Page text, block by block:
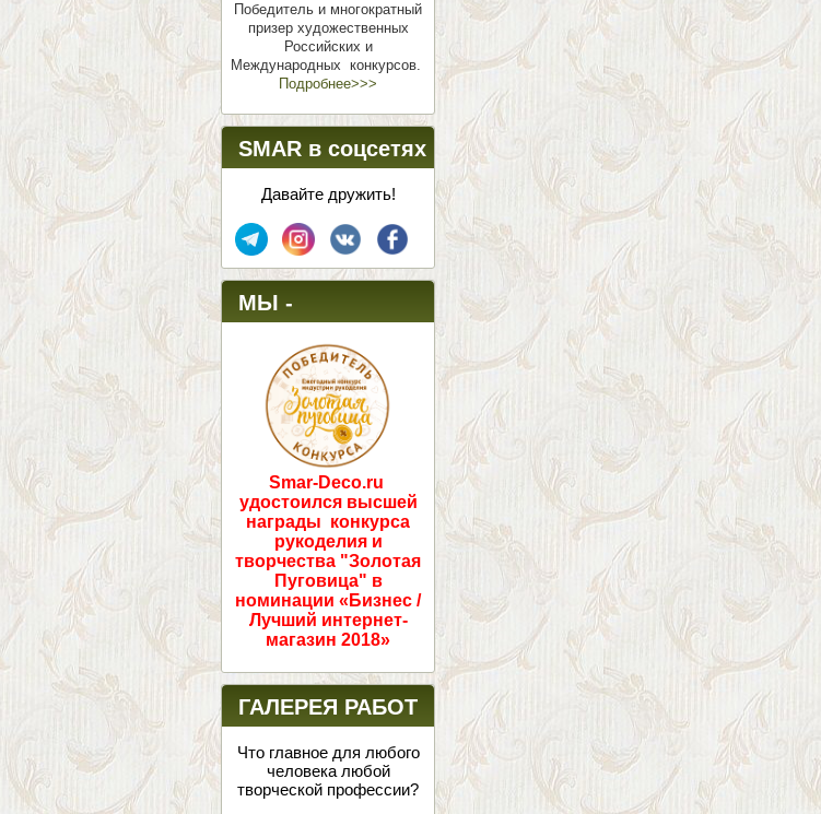
Победитель и многократный
призер художественных
Российских и
Международных конкурсов.
Подробнее>>>
SMAR в соцсетях
Давайте дружить!
МЫ -
ПОБЕДИТЕЛИ!
Smar-Deco.ru
удостоился высшей
награды конкурса
рукоделия и
творчества "Золотая
Пуговица" в
номинации «Бизнес /
Лучший интернет-
магазин 2018»
ГАЛЕРЕЯ РАБОТ
Что главное для любого
человека любой
творческой профессии?